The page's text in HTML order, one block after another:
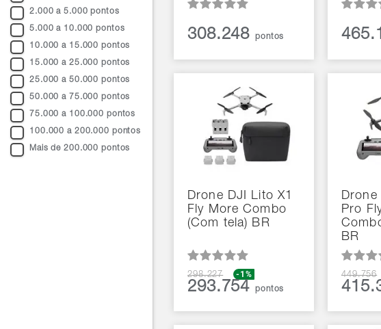
308.248 pontos
Drone DJI Lito X1
Fly More Combo
(Com tela) BR
298.227 -1%
293.754 pontos
Drone
Pro
BR
449.756
2.000 a 5.000 pontos
5.000 a 10.000 pontos
10.000 a 15.000 pontos
15.000 a 25.000 pontos
25.000 a 50.000 pontos
50.000 a 75.000 pontos
75.000 a 100.000 pontos
100.000 a 200.000 pontos
Mais de 200.000 pontos